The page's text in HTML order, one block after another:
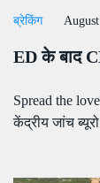
ब्रेकिंग
ED के बाद
Spread the
केंद्रीय जांच